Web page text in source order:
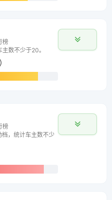
榜
数不少于20。
榜
，统计车主数不少